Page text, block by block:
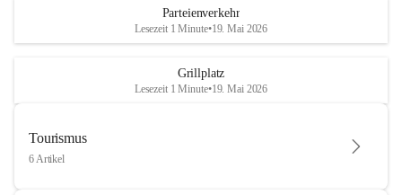
Gerade in Zeiten des Klimawandels ist jede technologische Innovation
wichtig!
Parteienverkehr
Lesezeit 1 Minute•19. Mai 2026
Grillplatz
Lesezeit 1 Minute•19. Mai 2026
Tourismus
6 Artikel